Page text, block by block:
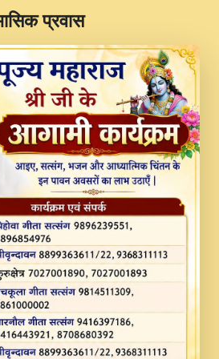
AAP BULAVE by Rasik
Sankirtan At VEER JI
CHANNEL.mp3
Bhawan Sajaya Mata
Mata Rani Bhajan By
Ji.mp3
VICH KANTH KALER
DEVOTIONAL SONG 2017
Bindu Ji Maharaj Pad - A
Shri Indresh Ji
Ki Kirpa Best Devotional
प्रवास